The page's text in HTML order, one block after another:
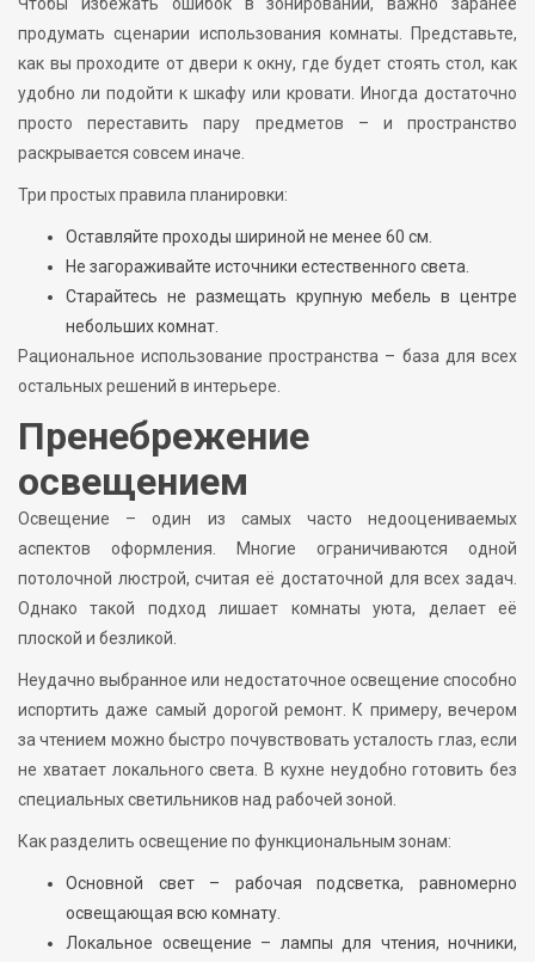
Чтобы избежать ошибок в зонировании, важно заранее
продумать сценарии использования комнаты. Представьте,
как вы проходите от двери к окну, где будет стоять стол, как
удобно ли подойти к шкафу или кровати. Иногда достаточно
просто переставить пару предметов – и пространство
раскрывается совсем иначе.
Три простых правила планировки:
Оставляйте проходы шириной не менее 60 см.
Не загораживайте источники естественного света.
Старайтесь не размещать крупную мебель в центре
небольших комнат.
Рациональное использование пространства – база для всех
остальных решений в интерьере.
Пренебрежение
освещением
Освещение – один из самых часто недооцениваемых
аспектов оформления. Многие ограничиваются одной
потолочной люстрой, считая её достаточной для всех задач.
Однако такой подход лишает комнаты уюта, делает её
плоской и безликой.
Неудачно выбранное или недостаточное освещение способно
испортить даже самый дорогой ремонт. К примеру, вечером
за чтением можно быстро почувствовать усталость глаз, если
не хватает локального света. В кухне неудобно готовить без
специальных светильников над рабочей зоной.
Как разделить освещение по функциональным зонам:
Основной свет – рабочая подсветка, равномерно
освещающая всю комнату.
Локальное освещение – лампы для чтения, ночники,